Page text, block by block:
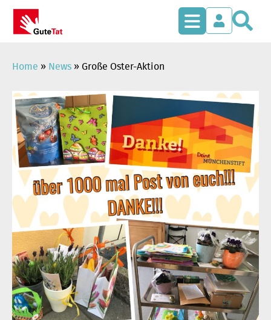
springen
Home » News » Große Oster-Aktion